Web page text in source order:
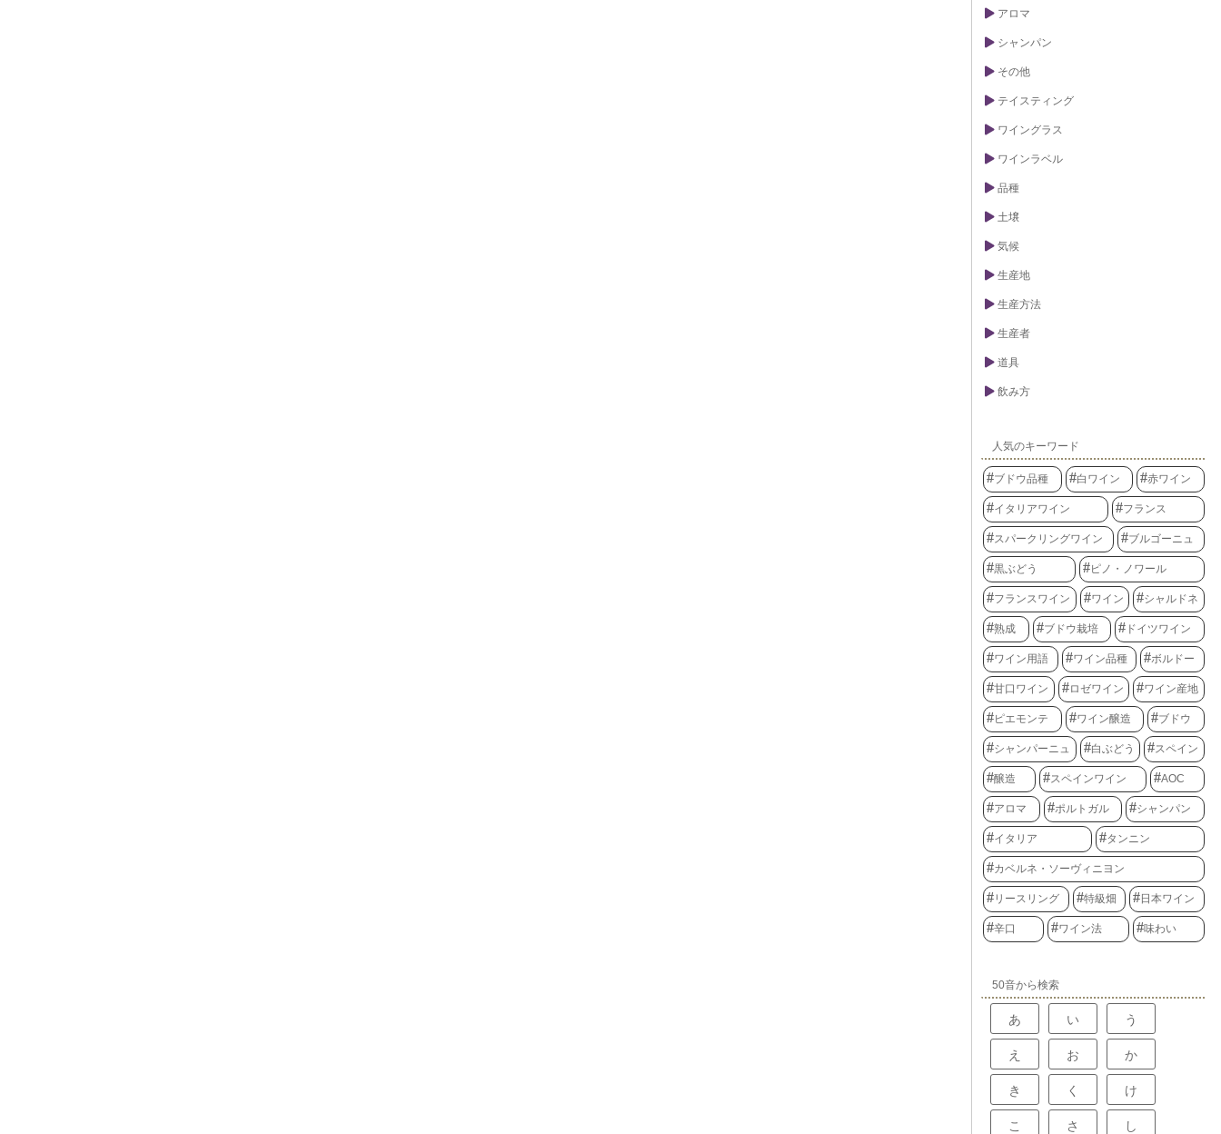
アロマ
シャンパン
その他
テイスティング
ワイングラス
ワインラベル
品種
土壌
気候
生産地
生産方法
生産者
道具
飲み方
人気のキーワード
ブドウ品種 白ワイン 赤ワイン
イタリアワイン フランス
スパークリングワイン ブルゴーニュ
黒ぶどう ピノ・ノワール
フランスワイン ワイン シャルドネ
熟成 ブドウ栽培 ドイツワイン
ワイン用語 ワイン品種 ボルドー
甘口ワイン ロゼワイン ワイン産地
ピエモンテ ワイン醸造 ブドウ
シャンパーニュ 白ぶどう スペイン
醸造 スペインワイン AOC
アロマ ポルトガル シャンパン
イタリア タンニン
カベルネ・ソーヴィニヨン
リースリング 特級畑 日本ワイン
辛口 ワイン法 味わい
50音から検索
あ い う
え お か
き く け
こ さ し